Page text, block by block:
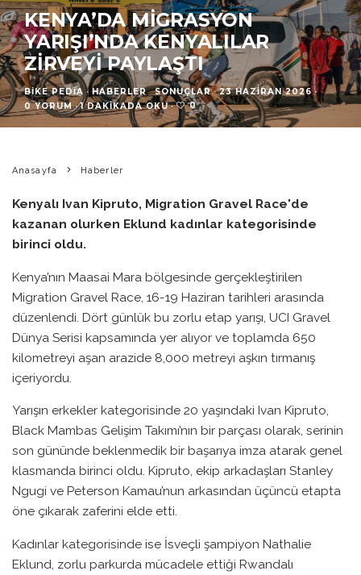
KENYA’DA MIGRASYON
YARIŞI’NDA KENYALILAR
ZIRVEYI PAYLAŞTI
BIKE PEDIA · HABERLER SONUÇLAR · 23 HAZIRAN 2026 ·
0 YORUM · 1 DAKIKADA OKU · 0
Anasayfa Haberler
Kenyalı Ivan Kipruto, Migration Gravel Race'de
kazanan olurken Eklund kadınlar kategorisinde
birinci oldu.
Kenya’nın Maasai Mara bölgesinde gerçekleştirilen
Migration Gravel Race, 16-19 Haziran tarihleri arasında
düzenlendi. Dört günlük bu zorlu etap yarışı, UCI Gravel
Dünya Serisi kapsamında yer alıyor ve toplamda 650
kilometreyi aşan arazide 8,000 metreyi aşkın tırmanış
içeriyordu.
Yarışın erkekler kategorisinde 20 yaşındaki Ivan Kipruto,
Black Mambas Gelişim Takımı’nın bir parçası olarak, serinin
son gününde beklenmedik bir başarıya imza atarak genel
klasmanda birinci oldu. Kipruto, ekip arkadaşları Stanley
Ngugi ve Peterson Kamau’nun arkasından üçüncü etapta
öne çıkarak zaferini elde etti.
Kadınlar kategorisinde ise İsveçli şampiyon Nathalie
Eklund, zorlu parkurda mücadele ettiği Rwandalı